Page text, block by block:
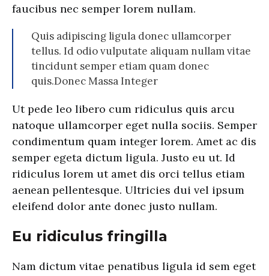
faucibus nec semper lorem nullam.
Quis adipiscing ligula donec ullamcorper
tellus. Id odio vulputate aliquam nullam vitae
tincidunt semper etiam quam donec
quis.Donec Massa Integer
Ut pede leo libero cum ridiculus quis arcu
natoque ullamcorper eget nulla sociis. Semper
condimentum quam integer lorem. Amet ac dis
semper egeta dictum ligula. Justo eu ut. Id
ridiculus lorem ut amet dis orci tellus etiam
aenean pellentesque. Ultricies dui vel ipsum
eleifend dolor ante donec justo nullam.
Eu ridiculus fringilla
Nam dictum vitae penatibus ligula id sem eget